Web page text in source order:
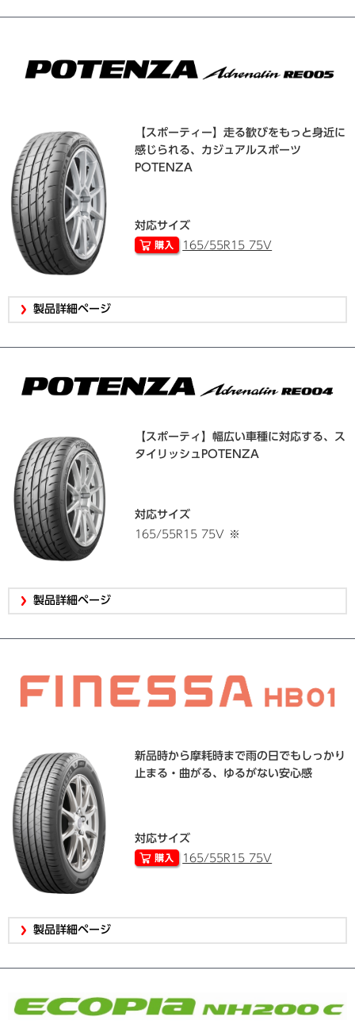
【スポーティー】走る歓びをもっと身近に
感じられる、カジュアルスポーツ
POTENZA
対応サイズ
165/55R15 75V
製品詳細ページ
【スポーティ】幅広い車種に対応する、ス
タイリッシュPOTENZA
対応サイズ
165/55R15 75V
※
製品詳細ページ
新品時から摩耗時まで雨の日でもしっかり
止まる・曲がる、ゆるがない安心感
対応サイズ
165/55R15 75V
製品詳細ページ